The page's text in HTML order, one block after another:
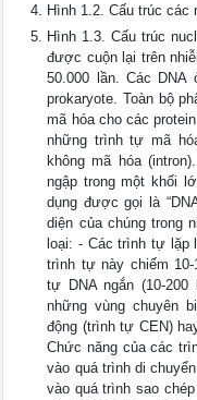
Hình 1.2. Cấu trúc các
Hình 1.3. Cấu trúc
được cuộn lại trên
50.000 lần. Các
prokaryote. Toàn bộ
mã hóa cho các
những trình tự mã
không mã hóa
ngập trong một khối
dụng được gọi là
diện của chúng trong
loại: - Các trình tự lặp
trình tự này chiếm
tự DNA ngắn (10-
những vùng chuyên
động (trình tự CEN)
Chức năng của các
vào quá trình di
vào quá trình sao